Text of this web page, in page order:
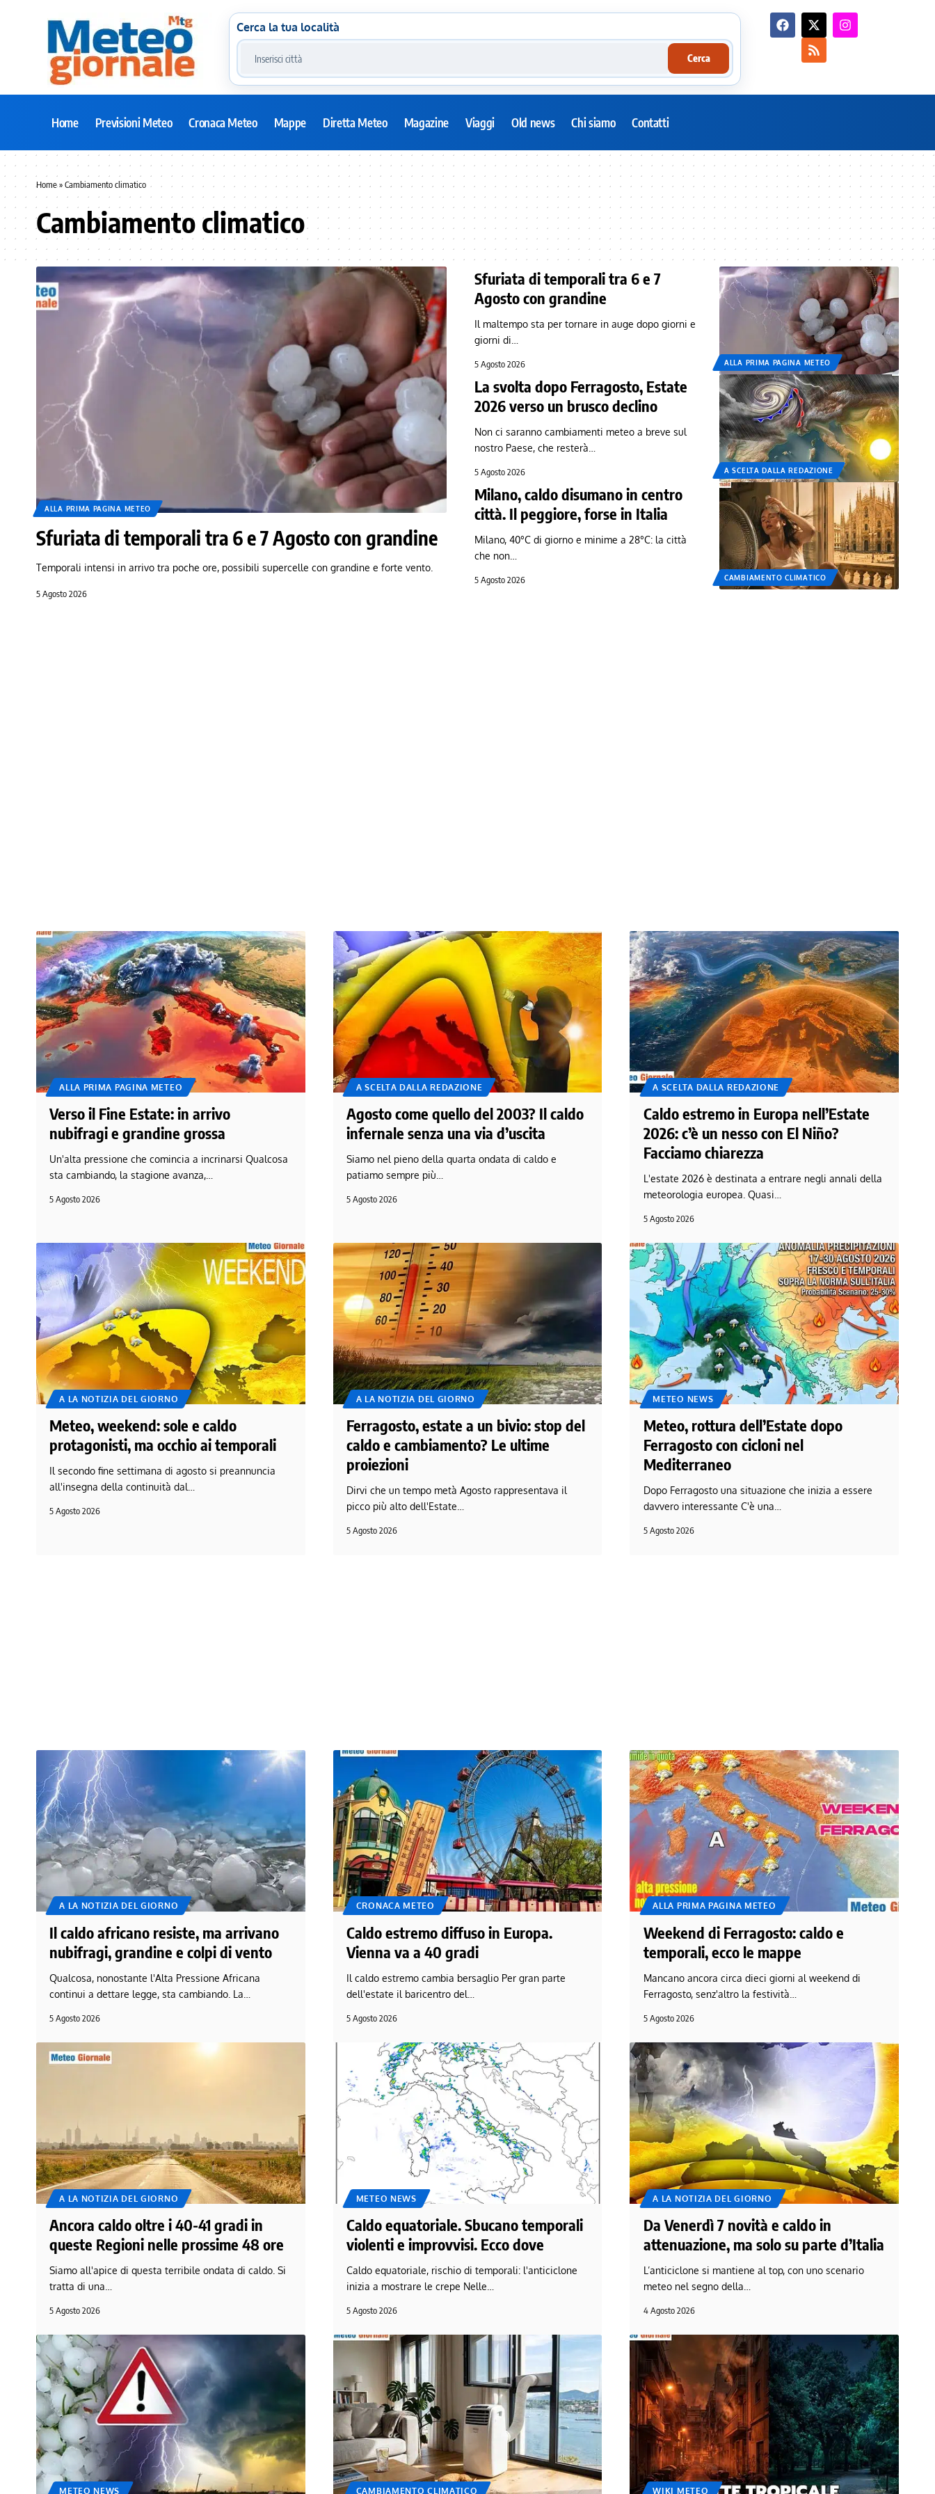
Cerca la tua località
Cerca
Home Previsioni Meteo Cronaca Meteo Mappe Diretta Meteo Magazine Viaggi Old news Chi siamo Contatti
Home»Cambiamento climatico
Cambiamento climatico
ALLA PRIMA PAGINA METEO
Sfuriata di temporali tra 6 e 7 Agosto con grandine
Temporali intensi in arrivo tra poche ore, possibili supercelle con grandine e forte vento.
5 Agosto 2026
ALLA PRIMA PAGINA METEO
Sfuriata di temporali tra 6 e 7
Agosto con grandine
Il maltempo sta per tornare in auge dopo giorni e
giorni di…
5 Agosto 2026
A SCELTA DALLA REDAZIONE
La svolta dopo Ferragosto, Estate
2026 verso un brusco declino
Non ci saranno cambiamenti meteo a breve sul
nostro Paese, che resterà…
5 Agosto 2026
CAMBIAMENTO CLIMATICO
Milano, caldo disumano in centro
città. Il peggiore, forse in Italia
Milano, 40°C di giorno e minime a 28°C: la città
che non…
5 Agosto 2026
ALLA PRIMA PAGINA METEO
Verso il Fine Estate: in arrivo
nubifragi e grandine grossa
Un'alta pressione che comincia a incrinarsi Qualcosa
sta cambiando, la stagione avanza,…
5 Agosto 2026
A SCELTA DALLA REDAZIONE
Agosto come quello del 2003? Il caldo
infernale senza una via d’uscita
Siamo nel pieno della quarta ondata di caldo e
patiamo sempre più…
5 Agosto 2026
A SCELTA DALLA REDAZIONE
Caldo estremo in Europa nell’Estate
2026: c’è un nesso con El Niño?
Facciamo chiarezza
L'estate 2026 è destinata a entrare negli annali della
meteorologia europea. Quasi…
5 Agosto 2026
A LA NOTIZIA DEL GIORNO
Meteo, weekend: sole e caldo
protagonisti, ma occhio ai temporali
Il secondo fine settimana di agosto si preannuncia
all'insegna della continuità dal…
5 Agosto 2026
A LA NOTIZIA DEL GIORNO
Ferragosto, estate a un bivio: stop del
caldo e cambiamento? Le ultime
proiezioni
Dirvi che un tempo metà Agosto rappresentava il
picco più alto dell'Estate…
5 Agosto 2026
METEO NEWS
Meteo, rottura dell’Estate dopo
Ferragosto con cicloni nel
Mediterraneo
Dopo Ferragosto una situazione che inizia a essere
davvero interessante C'è una…
5 Agosto 2026
A LA NOTIZIA DEL GIORNO
Il caldo africano resiste, ma arrivano
nubifragi, grandine e colpi di vento
Qualcosa, nonostante l'Alta Pressione Africana
continui a dettare legge, sta cambiando. La…
5 Agosto 2026
CRONACA METEO
Caldo estremo diffuso in Europa.
Vienna va a 40 gradi
Il caldo estremo cambia bersaglio Per gran parte
dell'estate il baricentro del…
5 Agosto 2026
ALLA PRIMA PAGINA METEO
Weekend di Ferragosto: caldo e
temporali, ecco le mappe
Mancano ancora circa dieci giorni al weekend di
Ferragosto, senz'altro la festività…
5 Agosto 2026
A LA NOTIZIA DEL GIORNO
Ancora caldo oltre i 40-41 gradi in
queste Regioni nelle prossime 48 ore
Siamo all'apice di questa terribile ondata di caldo. Si
tratta di una…
5 Agosto 2026
METEO NEWS
Caldo equatoriale. Sbucano temporali
violenti e improvvisi. Ecco dove
Caldo equatoriale, rischio di temporali: l'anticiclone
inizia a mostrare le crepe Nelle…
5 Agosto 2026
A LA NOTIZIA DEL GIORNO
Da Venerdì 7 novità e caldo in
attenuazione, ma solo su parte d’Italia
L’anticiclone si mantiene al top, con uno scenario
meteo nel segno della…
4 Agosto 2026
METEO NEWS CAMBIAMENTO CLIMATICO WIKI METEO